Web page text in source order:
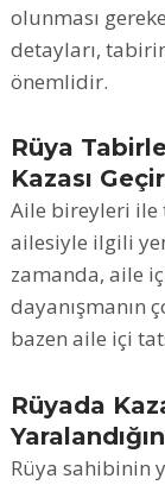
olunması
detayları,
önemlidir.
Rüya
Kazası
Aile bireyleri ile
ailesiyle ilgili
zamanda, aile
dayanışmanın
bazen aile içi
Rüyada
Rüya sahibinin